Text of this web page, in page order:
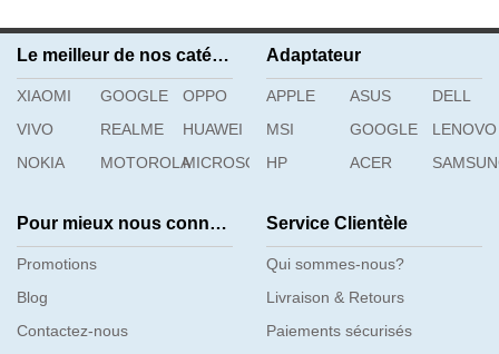
Le meilleur de nos catégories
XIAOMI GOOGLE
OPPO
VIVO
REALME
HUAWEI
NOKIA
MOTOROLAMICROSOFT
Adaptateur
APPLE ASUS
DELL
MSI
GOOGLE
LENOVO
HP
ACER
Pour mieux nous connaître
Promotions
Blog
Contactez-nous
Service Clientèle
Qui sommes-nous?
Livraison & Retours
Paiements sécurisés